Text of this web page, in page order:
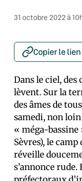
31 octobre 2022 à
Copier le lien
Dans le ciel,
lèvent. Sur la
des âmes de
samedi, non
« méga-bassine
Sèvres), le camp
réveille
s’annonce